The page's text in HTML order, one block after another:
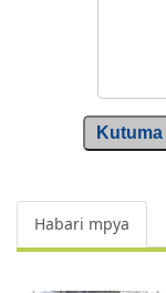
Kutuma
Habari mpya